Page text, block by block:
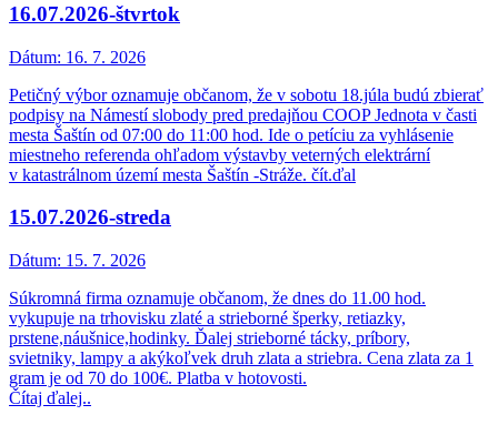
16.07.2026-štvrtok
Dátum: 16. 7. 2026
Petičný výbor oznamuje občanom, že v sobotu 18.júla budú zbierať
podpisy na Námestí slobody pred predajňou COOP Jednota v časti
mesta Šaštín od 07:00 do 11:00 hod. Ide o petíciu za vyhlásenie
miestneho referenda ohľadom výstavby veterných elektrární
v katastrálnom území mesta Šaštín -Stráže. čít.ďal
15.07.2026-streda
Dátum: 15. 7. 2026
Súkromná firma oznamuje občanom, že dnes do 11.00 hod.
vykupuje na trhovisku zlaté a strieborné šperky, retiazky,
prstene,náušnice,hodinky. Ďalej strieborné tácky, príbory,
svietniky, lampy a akýkoľvek druh zlata a striebra. Cena zlata za 1
gram je od 70 do 100€. Platba v hotovosti.
Čítaj ďalej..